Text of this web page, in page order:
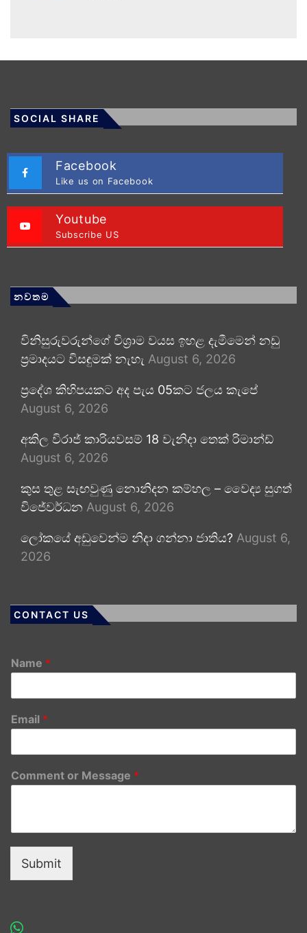
SOCIAL SHARE
Facebook
Like us on Facebook
Youtube
Subscribe US
නවතම
විනිසුරුවරුන්ගේ විශ්‍රාම වයස ඉහළ දැමීමෙන් නඩු
ප්‍රමාදයට විසඳුමක් නැහැ August 6, 2026
ප්‍රදේශ කිහිපයකට අද පැය 05කට ජලය කැපේ
August 6, 2026
අකිල විරාජ් කාරියවසම් 18 වැනිදා තෙක් රිමාන්ඩ්
August 6, 2026
කුස තුළ සැඟවුණු නොනිදන කම්හල – වෛද්‍ය සුගත්
විජේවර්ධන August 6, 2026
ලෝකයේ අඩුවෙන්ම නිදා ගන්නා ජාතිය? August 6,
2026
CONTACT US
Name *
Email *
Comment or Message *
Submit